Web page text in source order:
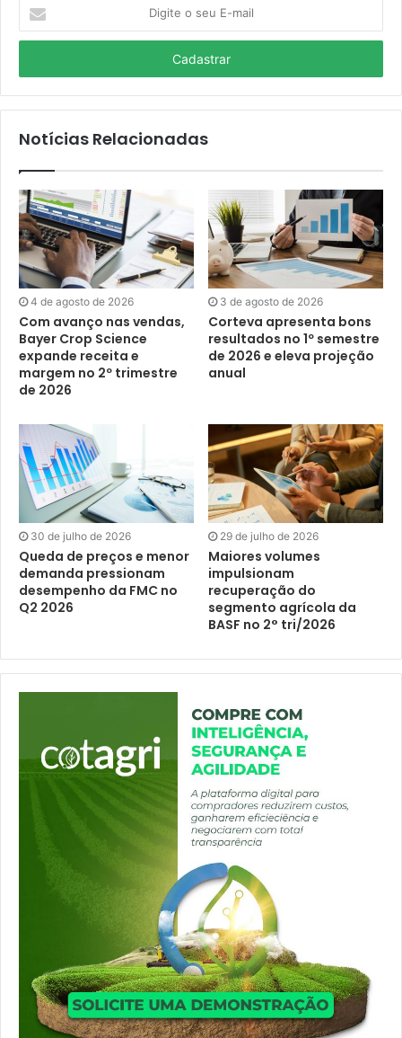
seu
mail
Notícias Relacionadas
4 de agosto de 2026
Com avanço nas vendas,
Bayer Crop Science
expande receita e
margem no 2º trimestre
de 2026
3 de agosto de 2026
Corteva apresenta bons
resultados no 1º semestre
de 2026 e eleva projeção
anual
30 de julho de 2026
Queda de preços e menor
demanda pressionam
desempenho da FMC no
Q2 2026
29 de julho de 2026
Maiores volumes
impulsionam
recuperação do
segmento agrícola da
BASF no 2° tri/2026